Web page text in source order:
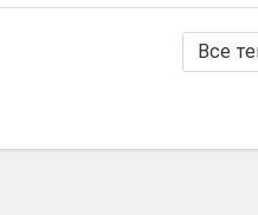
Все